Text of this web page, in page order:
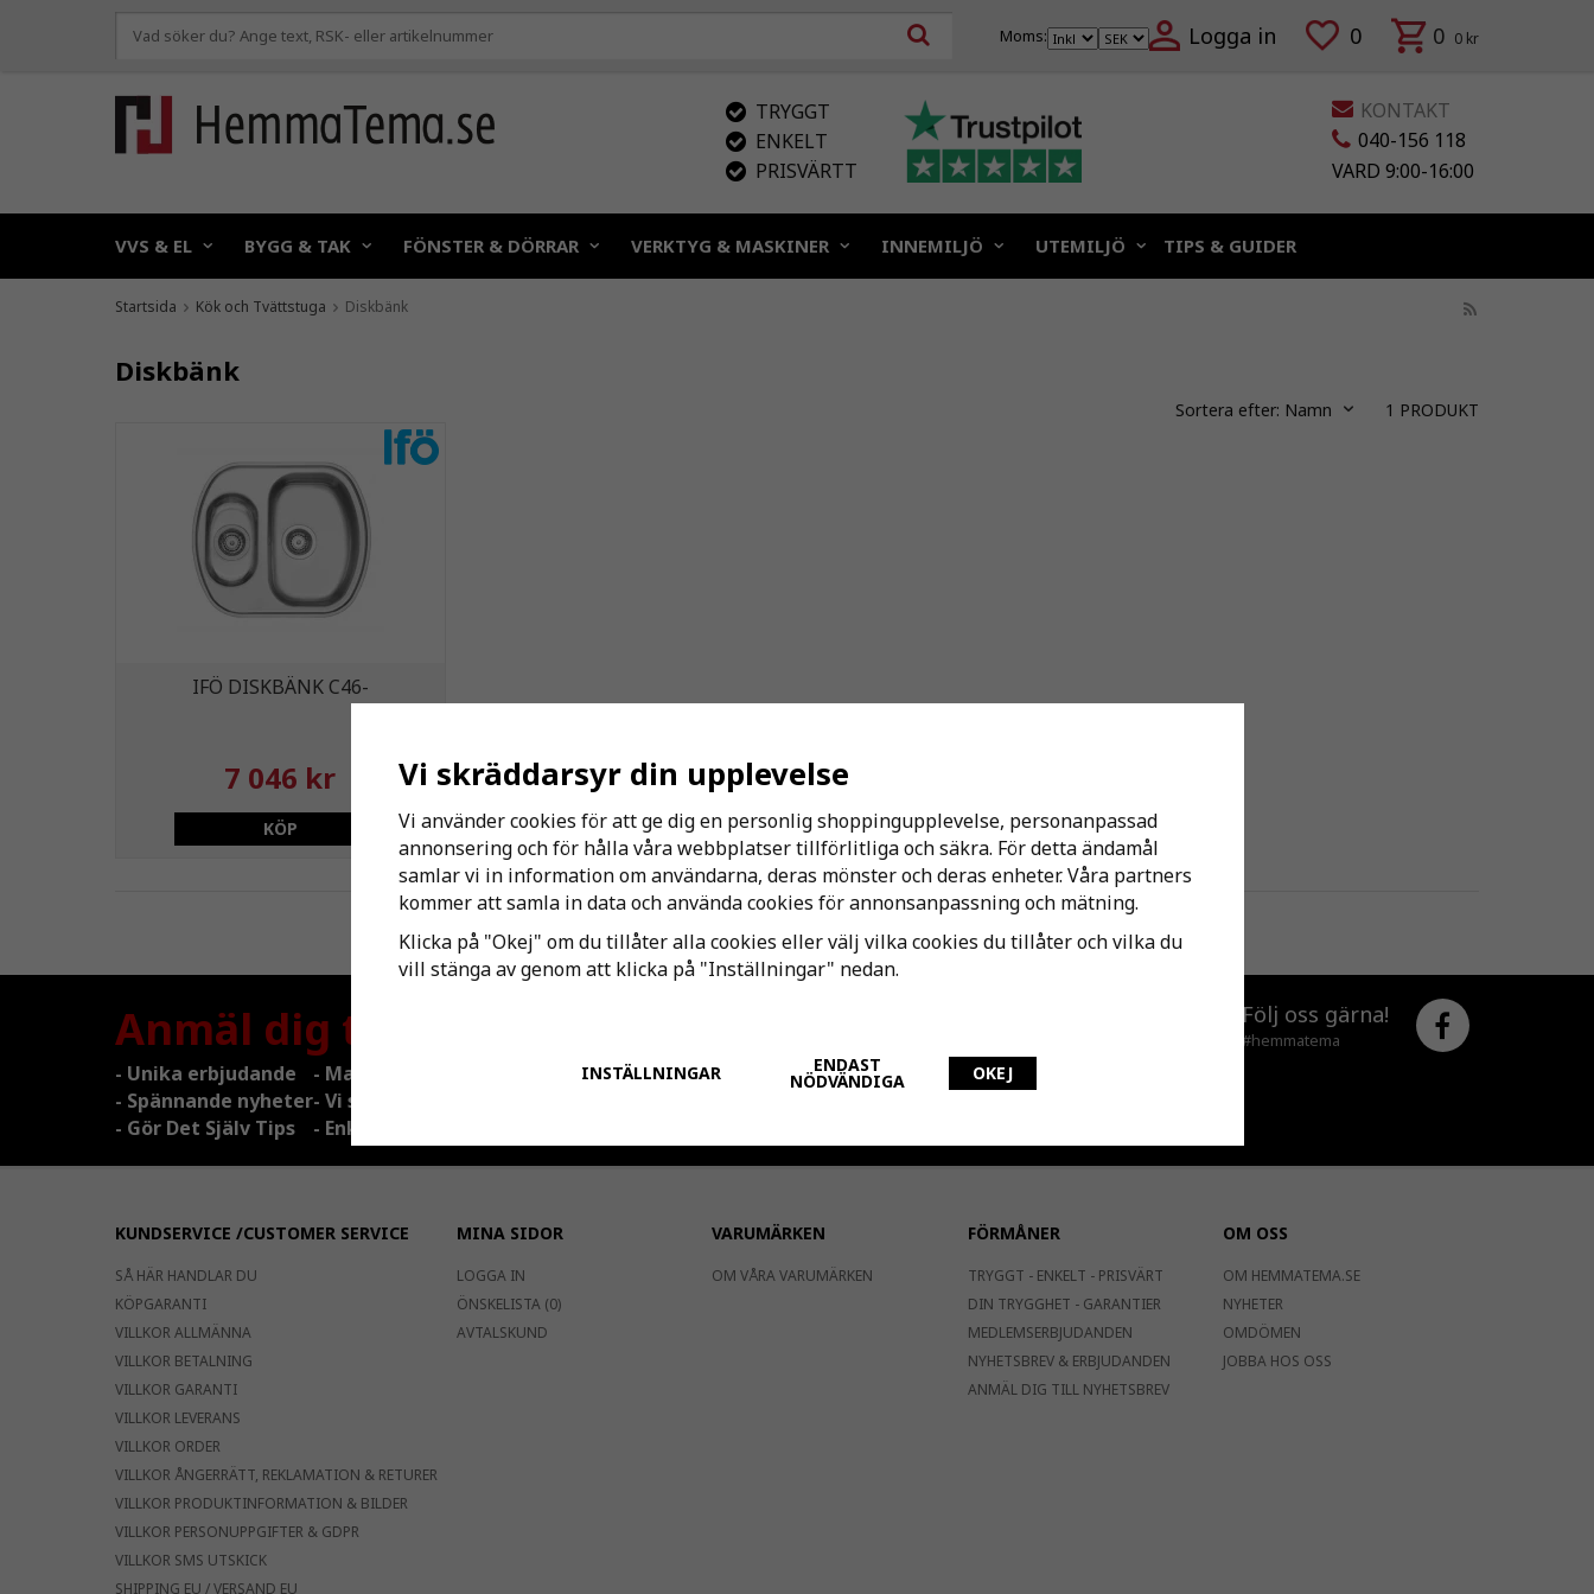
Moms: Logga in 0 0 0 kr
KONTAKT
040-156 118
VARD 9:00-16:00
TRYGGT
ENKELT
PRISVÄRTT
VVS & EL BYGG & TAK FÖNSTER & DÖRRAR VERKTYG & MASKINER INNEMILJÖ UTEMILJÖ TIPS & GUIDER
Startsida Kök och Tvättstuga Diskbänk
Diskbänk
Sortera efter: Namn 1 PRODUKT
IFÖ DISKBÄNK C46-
7 046 kr
KÖP
Anmäl dig till nyhetsbrev!
- Unika erbjudande
- Max 1 mail per månad
- Spännande nyheter- Vi säljer INTE din e-adress vidare
- Gör Det Själv Tips
- Enkelt att avsluta prenumerationen
Följ oss gärna!
#hemmatema
KUNDSERVICE /CUSTOMER SERVICE
SÅ HÄR HANDLAR DU
KÖPGARANTI
VILLKOR ALLMÄNNA
VILLKOR BETALNING
VILLKOR GARANTI
VILLKOR LEVERANS
VILLKOR ORDER
VILLKOR ÅNGERRÄTT, REKLAMATION & RETURER
VILLKOR PRODUKTINFORMATION & BILDER
VILLKOR PERSONUPPGIFTER & GDPR
VILLKOR SMS UTSKICK
SHIPPING EU / VERSAND EU
MINA SIDOR
LOGGA IN
ÖNSKELISTA (0)
AVTALSKUND
VARUMÄRKEN
OM VÅRA VARUMÄRKEN
FÖRMÅNER
TRYGGT - ENKELT - PRISVÄRT
DIN TRYGGHET - GARANTIER
MEDLEMSERBJUDANDEN
NYHETSBREV & ERBJUDANDEN
ANMÄL DIG TILL NYHETSBREV
OM OSS
OM HEMMATEMA.SE
NYHETER
OMDÖMEN
JOBBA HOS OSS
Vi skräddarsyr din upplevelse
Vi använder cookies för att ge dig en personlig shoppingupplevelse, personanpassad
annonsering och för hålla våra webbplatser tillförlitliga och säkra. För detta ändamål
samlar vi in information om användarna, deras mönster och deras enheter. Våra partners
kommer att samla in data och använda cookies för annonsanpassning och mätning.
Klicka på "Okej" om du tillåter alla cookies eller välj vilka cookies du tillåter och vilka du
vill stänga av genom att klicka på "Inställningar" nedan.
INSTÄLLNINGAR ENDAST
NÖDVÄNDIGA OKEJ